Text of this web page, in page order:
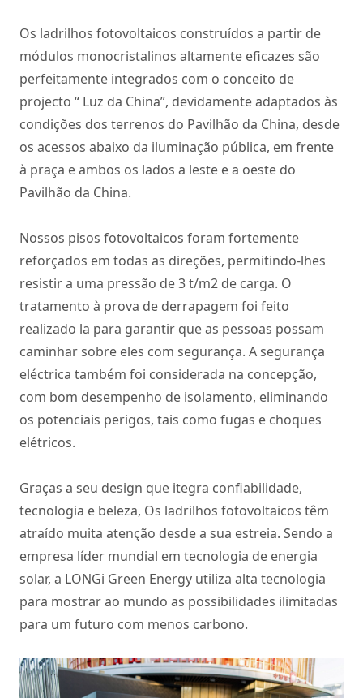
Os ladrilhos fotovoltaicos construídos a partir de
módulos monocristalinos altamente eficazes são
perfeitamente integrados com o conceito de
projecto “ Luz da China”, devidamente adaptados às
condições dos terrenos do Pavilhão da China, desde
os acessos abaixo da iluminação pública, em frente
à praça e ambos os lados a leste e a oeste do
Pavilhão da China.
Nossos pisos fotovoltaicos foram fortemente
reforçados em todas as direções, permitindo-lhes
resistir a uma pressão de 3 t/m2 de carga. O
tratamento à prova de derrapagem foi feito
realizado la para garantir que as pessoas possam
caminhar sobre eles com segurança. A segurança
eléctrica também foi considerada na concepção,
com bom desempenho de isolamento, eliminando
os potenciais perigos, tais como fugas e choques
elétricos.
Graças a seu design que itegra confiabilidade,
tecnologia e beleza, Os ladrilhos fotovoltaicos têm
atraído muita atenção desde a sua estreia. Sendo a
empresa líder mundial em tecnologia de energia
solar, a LONGi Green Energy utiliza alta tecnologia
para mostrar ao mundo as possibilidades ilimitadas
para um futuro com menos carbono.